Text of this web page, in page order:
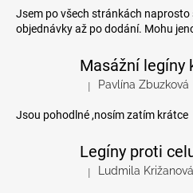
Jsem po všech stránkách naprosto
objednávky až po dodání. Mohu
Hodnocení produktu je
| Pavlína Zbuzková
Jsou pohodlné ,nosím zatím krátce
Hodnocení produktu je
| Ludmila Križanová